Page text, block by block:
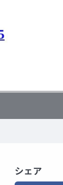
シェア